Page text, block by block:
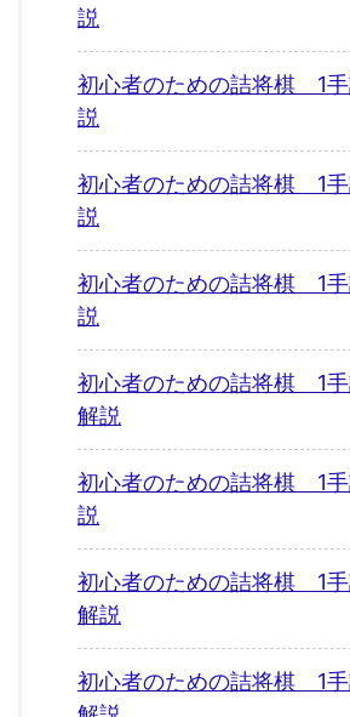
説
初心者のための詰将棋 1
説
初心者のための詰将棋 1
説
初心者のための詰将棋 1
説
初心者のための詰将棋 1
解説
初心者のための詰将棋 1
説
初心者のための詰将棋 1
解説
初心者のための詰将棋 1